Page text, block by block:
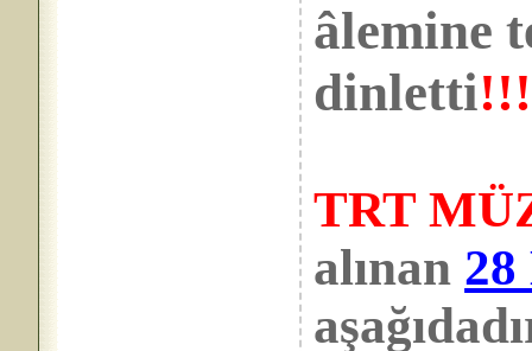
âlemine
dinletti
TRT
alınan 28